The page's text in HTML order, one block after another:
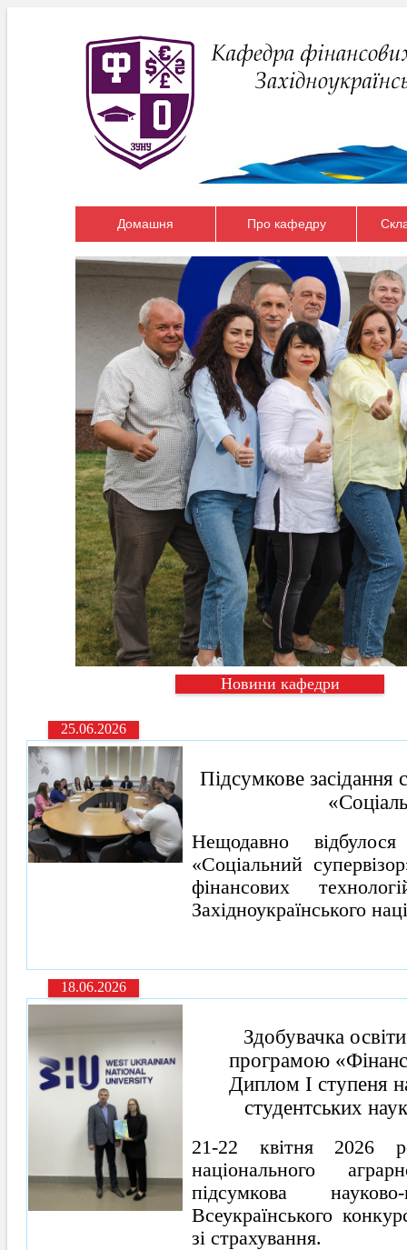
Домашня Про кафедру
Новини кафедри
25.06.2026
Підсумкове засідання
Нещодавно
«Соціальний
фінансових
Західноукраїнського
18.06.2026
Здобувачка
програмою
Диплом І ступеня
студентських
21-22 квітня 2026
національного
підсумкова науково-
Всеукраїнського
зі страхування.